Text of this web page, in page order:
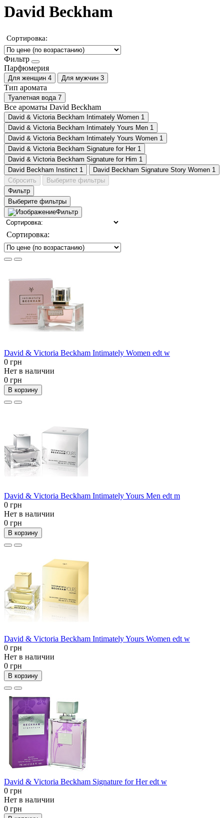
David Beckham
Сортировка:
Фильтр
Парфюмерия
Для женщин 4 Для мужчин 3
Тип аромата
Туалетная вода 7
Все ароматы David Beckham
David & Victoria Beckham Intimately Women 1
David & Victoria Beckham Intimately Yours Men 1
David & Victoria Beckham Intimately Yours Women 1
David & Victoria Beckham Signature for Her 1
David & Victoria Beckham Signature for Him 1
David Beckham Instinct 1 David Beckham Signature Story Women 1
Сбросить
Выберите фильтры
Фильтр
Выберите фильтры
Фильтр
Сортировка:
David & Victoria Beckham Intimately Women edt w
0 грн
Нет в наличии
0 грн
В корзину
David & Victoria Beckham Intimately Yours Men edt m
0 грн
Нет в наличии
0 грн
В корзину
David & Victoria Beckham Intimately Yours Women edt w
0 грн
Нет в наличии
0 грн
В корзину
David & Victoria Beckham Signature for Her edt w
0 грн
Нет в наличии
0 грн